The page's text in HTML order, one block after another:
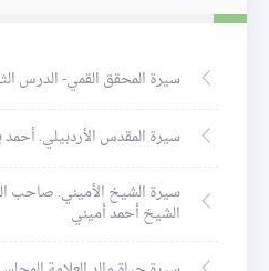
سيرة المحقق القمي- الدرس
سيرة المقدس الأردبيلي. أحمد
سيرة الشيخ الأميني. صاحب
الشيخ أحمد أميني